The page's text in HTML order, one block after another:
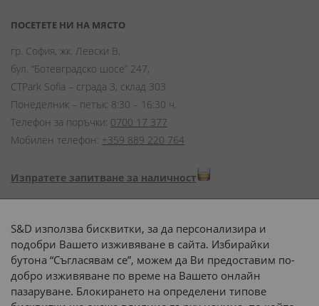
ПОСЕТЕТЕ НИ НА МЯСТО
гр. София, жк. Левски В,
бул. “Ботевградско шосе” 247,
CTPark Sofia – сграда 3, склад 303
Понеделник – петък: 8:30 – 16:30 ч.
Телефон за поръчки: 0700 17 377
Мобилен телефон: +359 889 220 764
Изпратете запитване за наличност
Начини на плащане:
Доставка до адрес с:
S&D използва бисквитки, за да персонализира и
подобри Вашето изживяване в сайта. Избирайки
бутона “Съгласявам се”, можем да Ви предоставим по-
добро изживяване по време на Вашето онлайн
пазаруване. Блокирането на определени типове